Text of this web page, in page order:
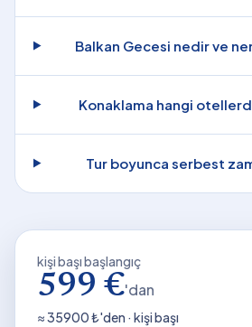
Balkan Gecesi nedir ve
Konaklama hangi
Tur boyunca serbest
kişi başı başlangıç
599 €'dan
≈35900₺'den · kişi başı